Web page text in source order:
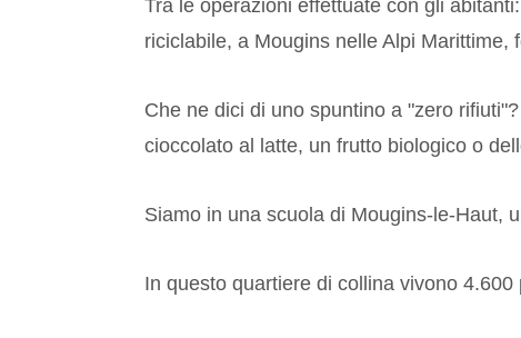
Tra le operazioni effettuate con gli
riciclabile, a Mougins nelle Alpi Marittime,
Che ne dici di uno spuntino a "zero
cioccolato al latte, un frutto biologico o
Siamo in una scuola di Mougins-le-Haut,
In questo quartiere di collina vivono